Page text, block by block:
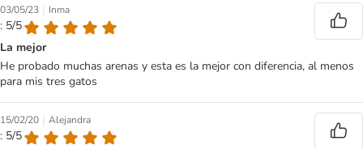
03/05/23 | Inma
: 5/5
La mejor
He probado muchas arenas y esta es la mejor con diferencia, al menos
para mis tres gatos
15/02/20 | Alejandra
: 5/5